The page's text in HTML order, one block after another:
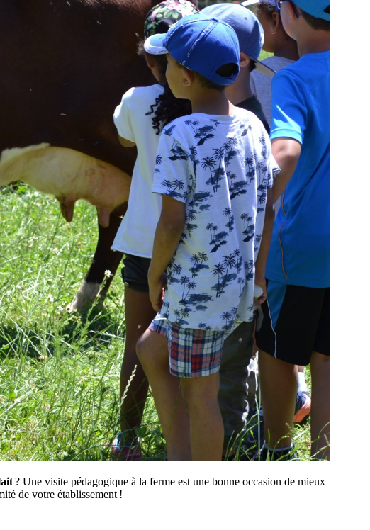
? Une visite pédagogique à la ferme est une bonne occasion de mieux
de votre établissement !